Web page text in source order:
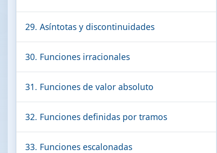
29. Asíntotas y discontinuidades
30. Funciones irracionales
31. Funciones de valor absoluto
32. Funciones definidas por tramos
33. Funciones escalonadas